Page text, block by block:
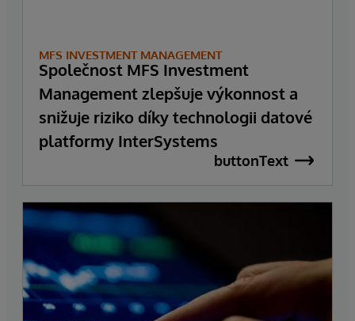
MFS INVESTMENT MANAGEMENT
Společnost MFS Investment
Management zlepšuje výkonnost a
snižuje riziko díky technologii datové
platformy InterSystems
buttonText